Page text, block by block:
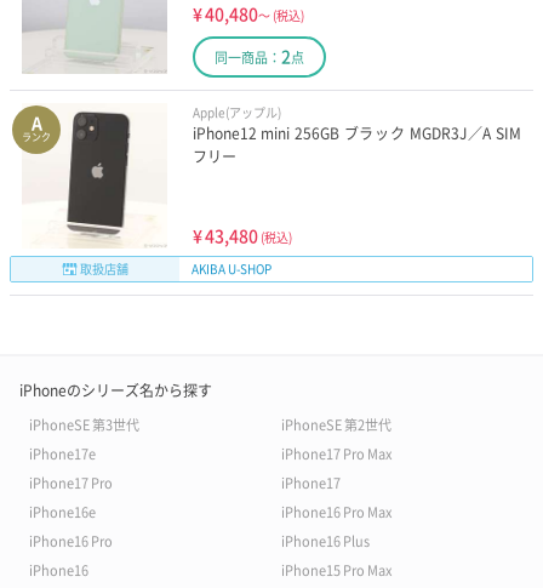
¥40,480～ (税込)
同一商品： 2点
A
ランク
Apple(アップル)
iPhone12 mini 256GB ブラック MGDR3J／A SIM
フリー
¥43,480 (税込)
取扱店舗
AKIBA U-SHOP
iPhoneのシリーズ名から探す
iPhoneSE 第3世代
iPhoneSE 第2世代
iPhone17e
iPhone17 Pro Max
iPhone17 Pro
iPhone17
iPhone16e
iPhone16 Pro Max
iPhone16 Pro
iPhone16 Plus
iPhone16
iPhone15 Pro Max